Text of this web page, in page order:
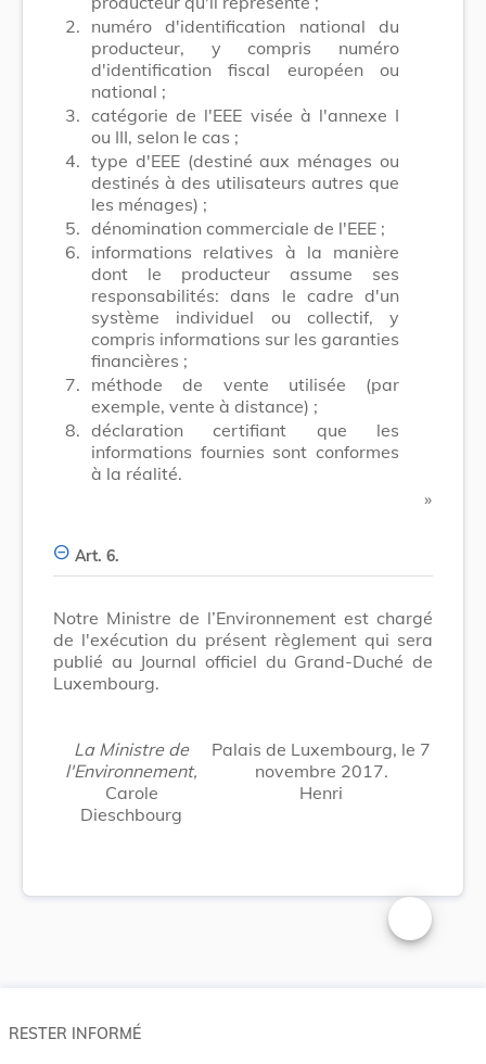
2. numéro d'identification national du
producteur, y compris numéro
d'identification fiscal européen ou
national ;
3. catégorie de l'EEE visée à l'annexe I
ou III, selon le cas ;
4. type d'EEE (destiné aux ménages ou
destinés à des utilisateurs autres que
les ménages) ;
5. dénomination commerciale de l'EEE ;
6. informations relatives à la manière
dont le producteur assume ses
responsabilités: dans le cadre d'un
système individuel ou collectif, y
compris informations sur les garanties
financières ;
7. méthode de vente utilisée (par
exemple, vente à distance) ;
8. déclaration certifiant que les
informations fournies sont conformes
à la réalité.
​ »
Art. 6.
Notre Ministre de l’Environnement est chargé
de l'exécution du présent règlement qui sera
publié au Journal officiel du Grand-Duché de
Luxembourg.
La Ministre de
l'Environnement,
Carole
Dieschbourg
Palais de Luxembourg, le 7
novembre 2017.
Henri
Changer la
RESTER INFORMÉ